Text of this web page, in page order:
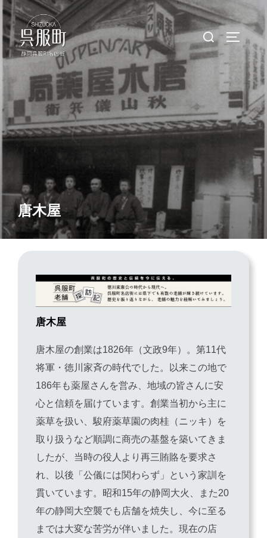
コ
ン
テ
ン
ス
キ
ッ
検
索
サイド
唐木屋
唐木屋
唐木屋の創業は1826年（文政9年）。第11代
将軍・徳川家斉の時代でした。以来この地で
186年も薬屋さんを営み、地域の皆さんに安
心と信頼を届けています。創業当初から主に
薬草を扱い、駿府薬草園の肉桂（ニッキ）を
取り扱うなど順調に商売の基盤を築いてきま
したが、当時の役人より再三賄賂を要求さ
れ、以後「公儀には関わらず」という家訓を
貫いています。昭和15年の静岡大火、また20
年の静岡大空襲でも店舗を焼失し、今に至る
までは大変な苦労が伴いました。現在の店